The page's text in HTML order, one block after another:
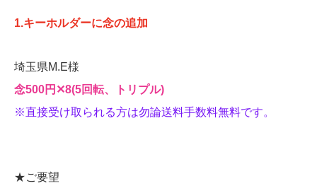
1.キーホルダーに念の追加
埼玉県M.E様
念500円‪✕‬8(5回転、トリプル)
※直接受け取られる方は勿論送料手数料無料です。
★ご要望